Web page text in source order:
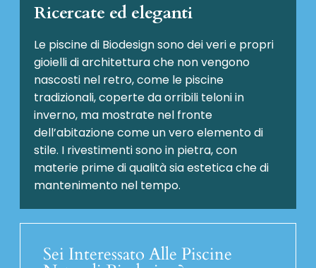
Ricercate ed eleganti
Le piscine di Biodesign sono dei veri e propri
gioielli di architettura che non vengono
nascosti nel retro, come le piscine
tradizionali, coperte da orribili teloni in
inverno, ma mostrate nel fronte
dell’abitazione come un vero elemento di
stile. I rivestimenti sono in pietra, con
materie prime di qualità sia estetica che di
mantenimento nel tempo.
Sei Interessato Alle Piscine